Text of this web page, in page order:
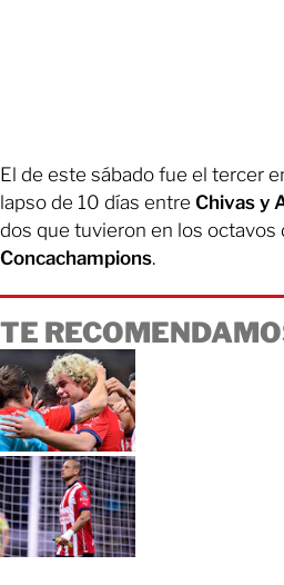
El de este sábado fue el tercer
lapso de 10 días entre Chivas y
dos que tuvieron en los octavos
Concachampions.
TE